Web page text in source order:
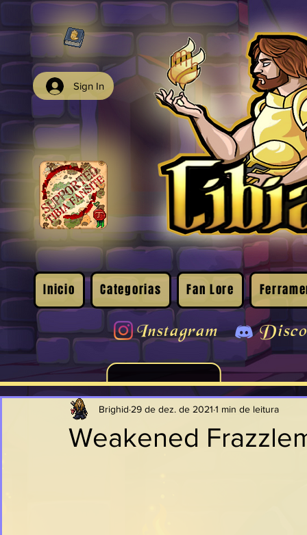
Sign In
Inicio Categorias Fan Lore
Instagram
Weakened
Brighid 29 de dez. de 2021 1 min de leitura